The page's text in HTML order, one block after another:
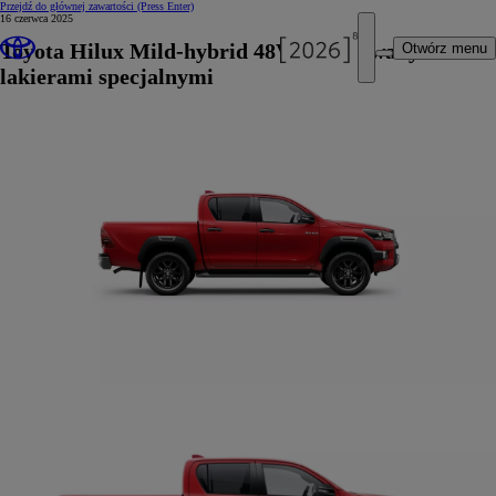
Przejdź do głównej zawartości (Press Enter)
Otwórz menu
16 czerwca 2025
Toyota Hilux Mild-hybrid 48V z limitowanymi
lakierami specjalnymi